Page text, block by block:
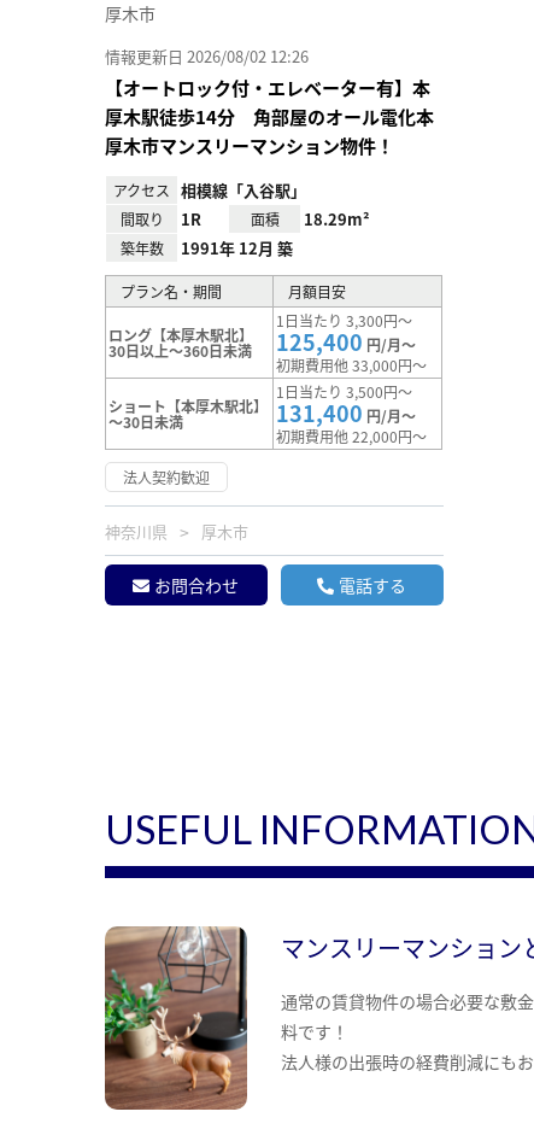
厚木市
情報更新日 2026/08/02 12:26
【オートロック付・エレベーター有】本
厚木駅徒歩14分 角部屋のオール電化本
厚木市マンスリーマンション物件！
アクセス 相模線「入谷駅」
間取り 1R 面積 18.29m²
築年数 1991年 12月 築
プラン名・期間 月額目安
ロング【本厚木駅北】
30日以上～360日未満
1日当たり 3,300円～
125,400 円/月～
初期費用他 33,000円～
ショート【本厚木駅北】
～30日未満
1日当たり 3,500円～
131,400 円/月～
初期費用他 22,000円～
法人契約歓迎
神奈川県 厚木市
お問合わせ 電話する
USEFUL
マンスリーマンション
通常の賃貸物件の場合必要な敷
料です！
法人様の出張時の経費削減にもお